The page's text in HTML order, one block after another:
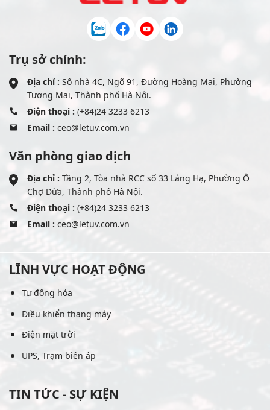
Trụ sở chính:
Địa chỉ : Số nhà 4C, Ngõ 91, Đường Hoàng Mai, Phường
Tương Mai, Thành phố Hà Nội.
Điện thoại : (+84)24 3233 6213
Email : ceo@letuv.com.vn
Văn phòng giao dịch
Địa chỉ : Tầng 2, Tòa nhà RCC số 33 Láng Hạ, Phường Ô
Chợ Dừa, Thành phố Hà Nội.
Điện thoại : (+84)24 3233 6213
Email : ceo@letuv.com.vn
LĨNH VỰC HOẠT ĐỘNG
Tự động hóa
Điều khiển thang máy
Điện mặt trời
UPS, Trạm biến áp
TIN TỨC - SỰ KIỆN